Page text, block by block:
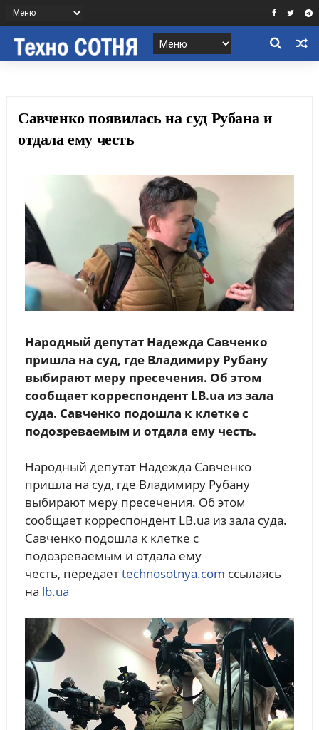
​Савченко появилась на суд Рубана и
отдала ему честь
Народный депутат Надежда Савченко
пришла на суд, где Владимиру Рубану
выбирают меру пресечения. Об этом
сообщает корреспондент LB.ua из зала
суда. Савченко подошла к клетке с
подозреваемым и отдала ему честь.
Народный депутат Надежда Савченко
пришла на суд, где Владимиру Рубану
выбирают меру пресечения. Об этом
сообщает корреспондент LB.ua из зала суда.
Савченко подошла к клетке с
подозреваемым и отдала ему
честь, передаетtechnosotnya.com ссылаясь
на lb.ua